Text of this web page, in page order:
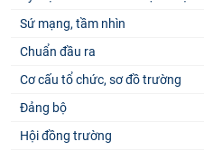
Sứ mạng, tầm nhìn
Chuẩn đầu ra
Cơ cấu tổ chức, sơ đồ trường
Đảng bộ
Hội đồng trường